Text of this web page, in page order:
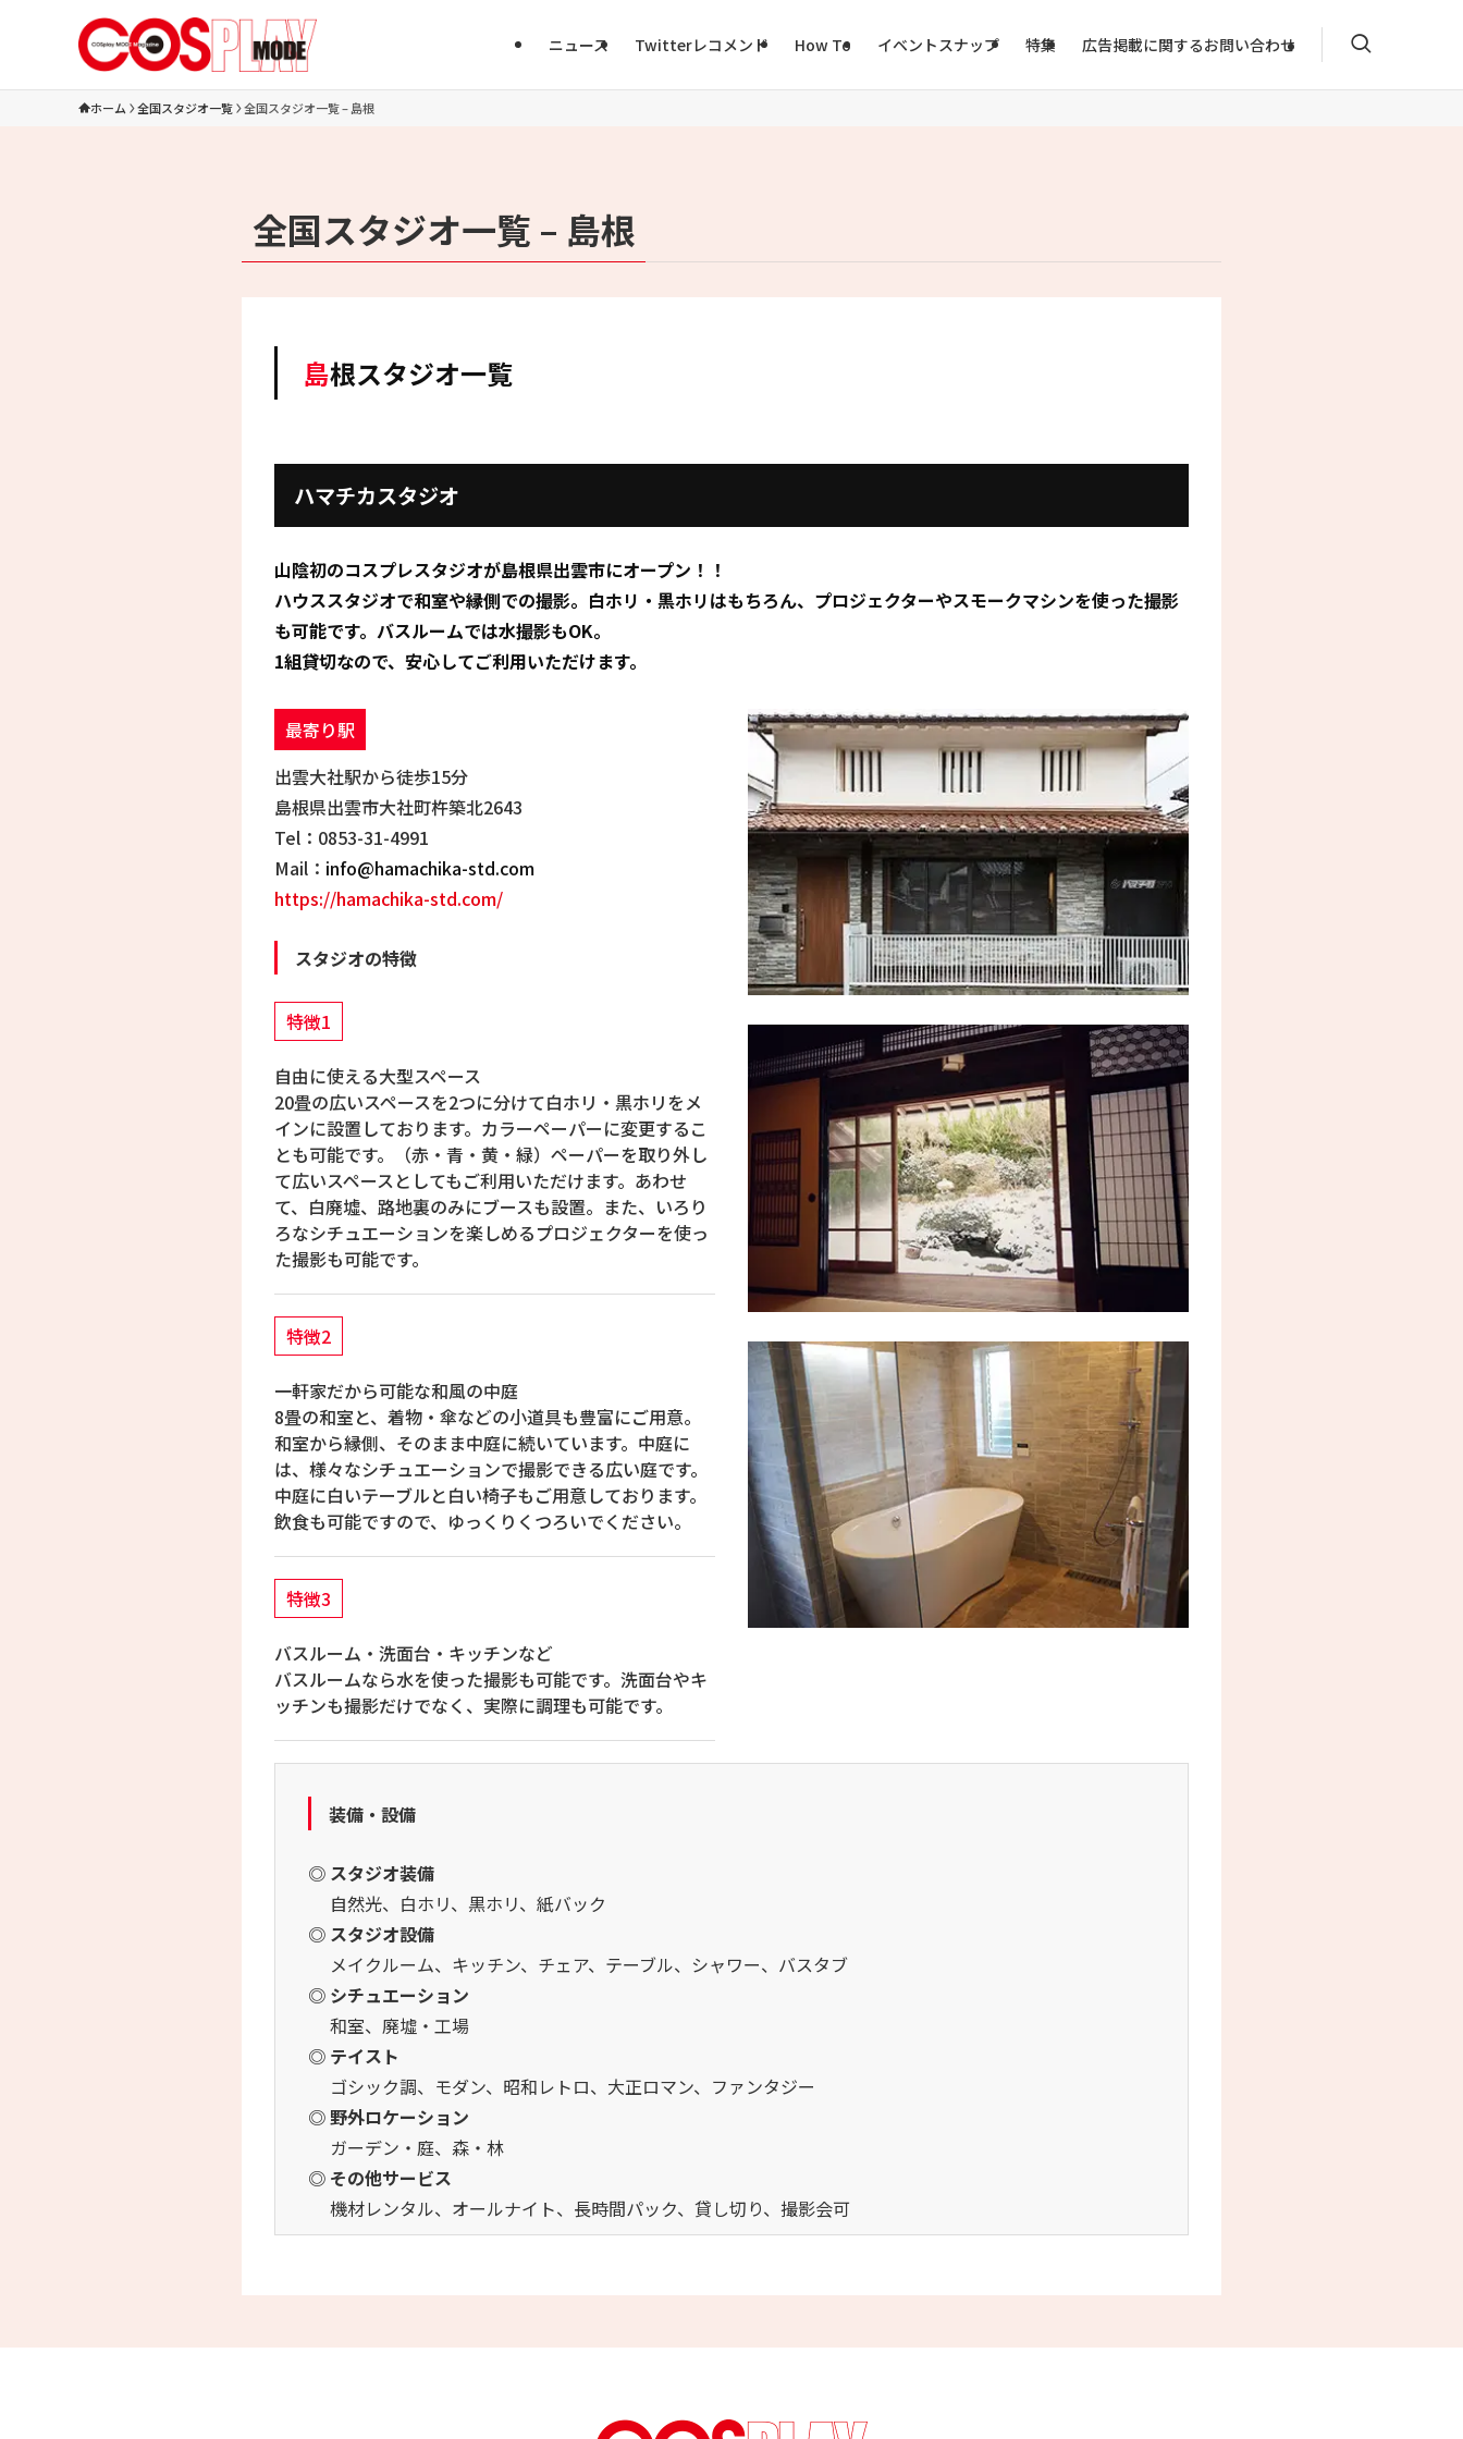
ニュース Twitterレコメンド How To イベントスナップ 特集 広告掲載に関するお問い合わせ
ホーム 全国スタジオ一覧 全国スタジオ一覧 – 島根
全国スタジオ一覧 – 島根
島根スタジオ一覧
ハマチカスタジオ
山陰初のコスプレスタジオが島根県出雲市にオープン！！
ハウススタジオで和室や縁側での撮影。白ホリ・黒ホリはもちろん、プロジェクターやスモークマシンを使った撮影
も可能です。バスルームでは水撮影もOK。
1組貸切なので、安心してご利用いただけます。
最寄り駅
出雲大社駅から徒歩15分
島根県出雲市大社町杵築北2643
Tel：0853-31-4991
Mail： info@hamachika-std.com
https://hamachika-std.com/
スタジオの特徴
特徴1
自由に使える大型スペース
20畳の広いスペースを2つに分けて白ホリ・黒ホリをメ
インに設置しております。カラーペーパーに変更するこ
とも可能です。（赤・青・黄・緑）ペーパーを取り外し
て広いスペースとしてもご利用いただけます。あわせ
て、白廃墟、路地裏のみにブースも設置。また、いろり
ろなシチュエーションを楽しめるプロジェクターを使っ
た撮影も可能です。
特徴2
一軒家だから可能な和風の中庭
8畳の和室と、着物・傘などの小道具も豊富にご用意。
和室から縁側、そのまま中庭に続いています。中庭に
は、様々なシチュエーションで撮影できる広い庭です。
中庭に白いテーブルと白い椅子もご用意しております。
飲食も可能ですので、ゆっくりくつろいでください。
特徴3
バスルーム・洗面台・キッチンなど
バスルームなら水を使った撮影も可能です。洗面台やキ
ッチンも撮影だけでなく、実際に調理も可能です。
装備・設備
◎ スタジオ装備
自然光、白ホリ、黒ホリ、紙バック
◎ スタジオ設備
メイクルーム、キッチン、チェア、テーブル、シャワー、バスタブ
◎ シチュエーション
和室、廃墟・工場
◎ テイスト
ゴシック調、モダン、昭和レトロ、大正ロマン、ファンタジー
◎ 野外ロケーション
ガーデン・庭、森・林
◎ その他サービス
機材レンタル、オールナイト、長時間パック、貸し切り、撮影会可